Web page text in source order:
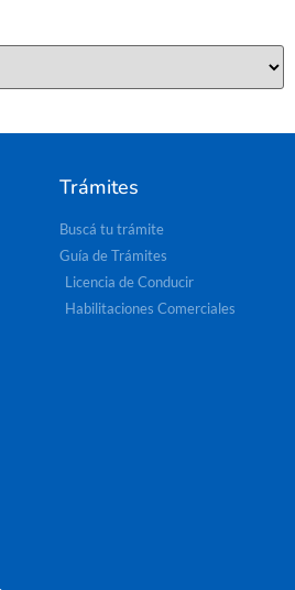
Trámites
Buscá tu trámite
Guía de Trámites
Licencia de Conducir
Habilitaciones Comerciales